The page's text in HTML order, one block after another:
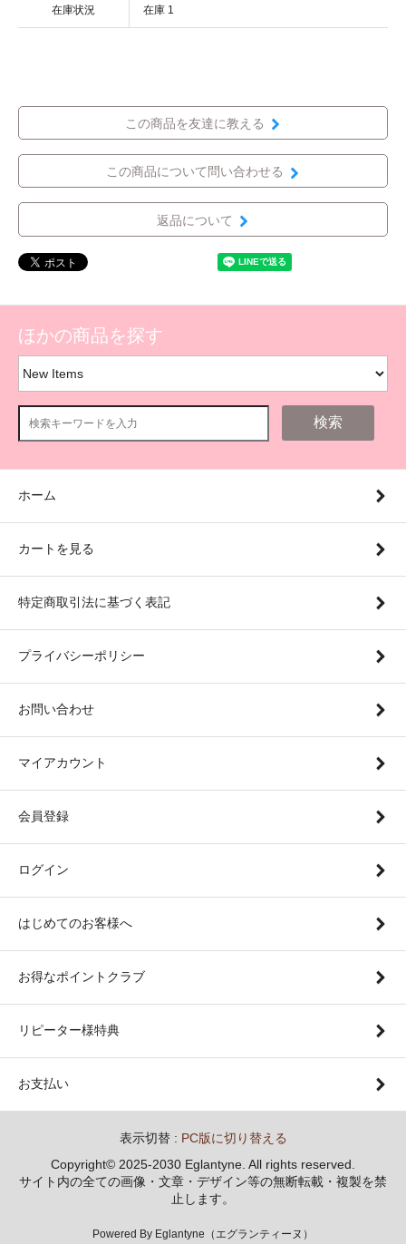
在庫状況 在庫 1
この商品を友達に教える
この商品について問い合わせる
返品について
ほかの商品を探す
検索
ホーム
カートを見る
特定商取引法に基づく表記
プライバシーポリシー
お問い合わせ
マイアカウント
会員登録
ログイン
はじめてのお客様へ
お得なポイントクラブ
リピーター様特典
お支払い
表示切替 : PC版に切り替える
Copyright© 2025-2030 Eglantyne. All rights reserved.
サイト内の全ての画像・文章・デザイン等の無断転載・複製を禁
止します。
Powered By Eglantyne（エグランティーヌ）